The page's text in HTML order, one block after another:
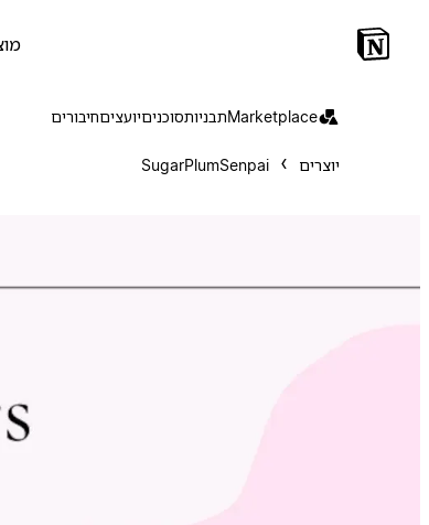
Marketplaceתבניותסוכניםיועציםחיבורים
יוצרים SugarPlumSenpai